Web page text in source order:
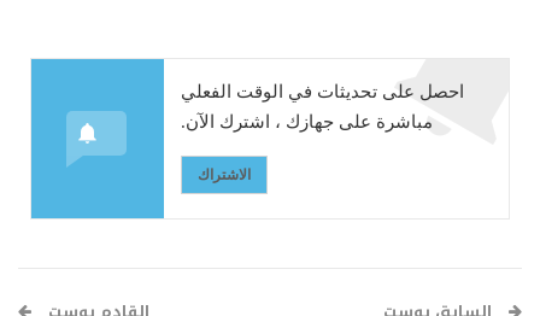
احصل على تحديثات في الوقت الفعلي
مباشرة على جهازك ، اشترك الآن.
الاشتراك